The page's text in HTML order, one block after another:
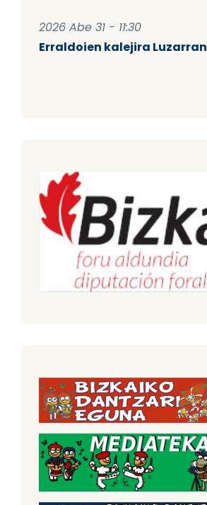
2026 Abe 31 - 11:30
Erraldoien kalejira Luzarran